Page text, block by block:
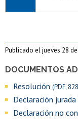
DOCUMENTOS
Resolución (PDF,
Declaración jurada
Declaración no
Publicado el jueves 28